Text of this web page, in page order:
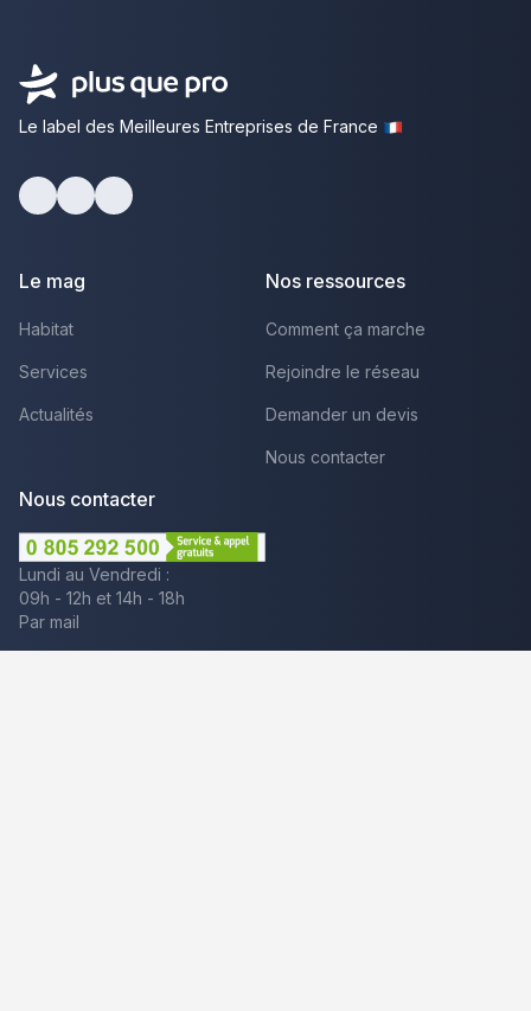
Le label des Meilleures Entreprises de France
Le mag
Habitat
Services
Actualités
Nos ressources
Comment ça marche
Rejoindre le réseau
Demander un devis
Nous contacter
Nous contacter
Lundi au Vendredi :
09h - 12h et 14h - 18h
Par mail